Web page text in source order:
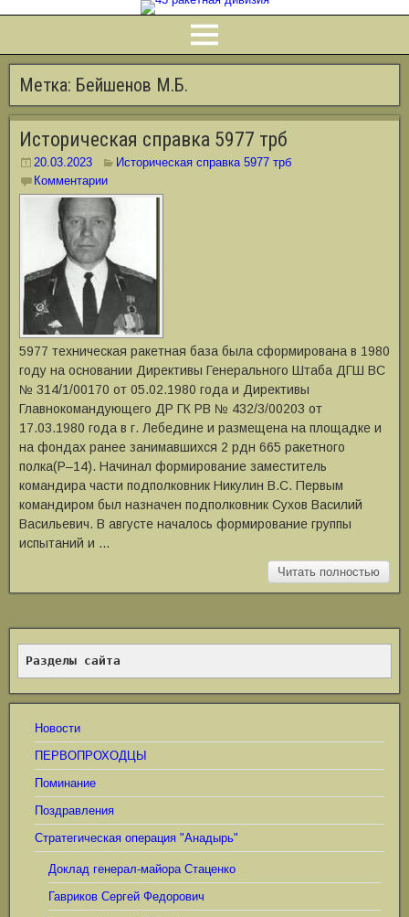
Метка: Бейшенов М.Б.
Историческая справка 5977 трб
20.03.2023
Историческая справка 5977 трб
Комментарии
5977 техническая ракетная база была сформирована в 1980
году на основании Директивы Генерального Штаба ДГШ ВС
№ 314/1/00170 от 05.02.1980 года и Директивы
Главнокомандующего ДР ГК РВ № 432/3/00203 от
17.03.1980 года в г. Лебедине и размещена на площадке и
на фондах ранее занимавшихся 2 рдн 665 ракетного
полка(Р–14). Начинал формирование заместитель
командира части подполковник Никулин В.С. Первым
командиром был назначен подполковник Сухов Василий
Васильевич. В августе началось формирование группы
испытаний и …
Читать полностью
Разделы сайта
Новости
ПЕРВОПРОХОДЦЫ
Поминание
Поздравления
Стратегическая операция "Анадырь"
Доклад генерал-майора Стаценко
Гавриков Сергей Федорович